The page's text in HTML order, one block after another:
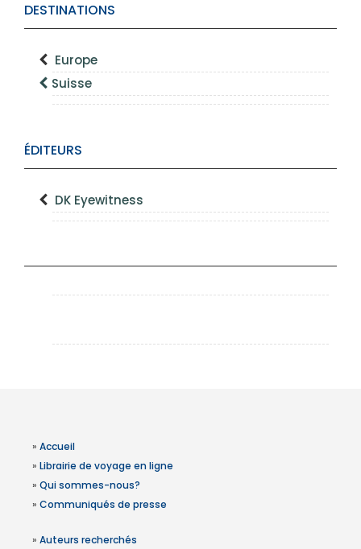
DESTINATIONS
Europe
Suisse
ÉDITEURS
DK Eyewitness
» Accueil
» Librairie de voyage en ligne
» Qui sommes-nous?
» Communiqués de presse
» Auteurs recherchés